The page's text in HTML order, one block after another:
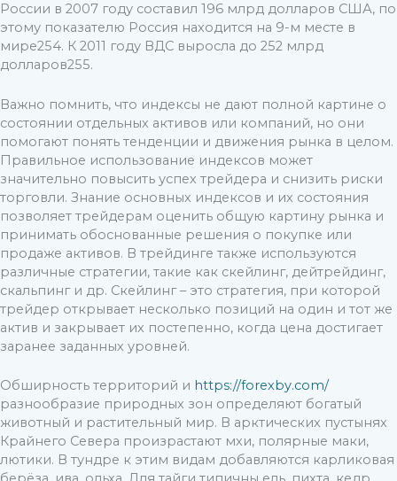
России в 2007 году составил 196 млрд долларов США, по
этому показателю Россия находится на 9-м месте в
мире254. К 2011 году ВДС выросла до 252 млрд
долларов255.
Важно помнить, что индексы не дают полной картине о
состоянии отдельных активов или компаний, но они
помогают понять тенденции и движения рынка в целом.
Правильное использование индексов может
значительно повысить успех трейдера и снизить риски
торговли. Знание основных индексов и их состояния
позволяет трейдерам оценить общую картину рынка и
принимать обоснованные решения о покупке или
продаже активов. В трейдинге также используются
различные стратегии, такие как скейлинг, дейтрейдинг,
скальпинг и др. Скейлинг – это стратегия, при которой
трейдер открывает несколько позиций на один и тот же
актив и закрывает их постепенно, когда цена достигает
заранее заданных уровней.
Обширность территорий и https://forexby.com/
разнообразие природных зон определяют богатый
животный и растительный мир. В арктических пустынях
Крайнего Севера произрастают мхи, полярные маки,
лютики. В тундре к этим видам добавляются карликовая